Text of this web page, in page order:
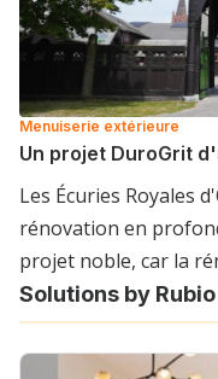
Menuiserie extérieure
Un projet DuroGrit
Les Écuries Royales
rénovation en
projet noble, car la
Solutions by